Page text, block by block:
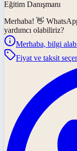
Eğitim Danışmanı
Merhaba! 👋
yardımcı olabiliriz?
Merhaba, bilgi
Fiyat ve taksit